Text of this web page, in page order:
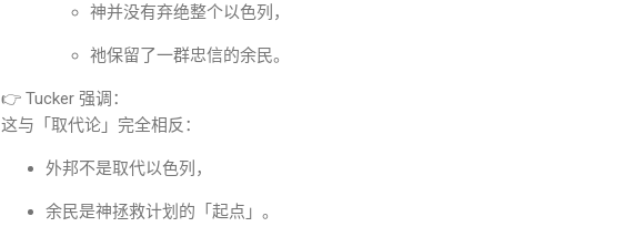
神并没有弃绝整个以色列，
祂保留了一群忠信的余民。
👉 Tucker 强调：
这与「取代论」完全相反：
外邦不是取代以色列，
余民是神拯救计划的「起点」。